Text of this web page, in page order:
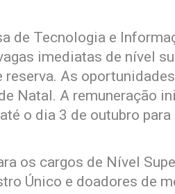
de Tecnologia e
imediatas de nível
As
Natal. A remuneração
o dia 3 de outubro
os cargos de Nível
Único e doadores de